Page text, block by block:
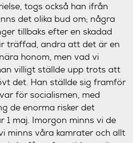
togs också han ifrån
det olika bud om; några
tillbaks efter en skadad
träffad, andra att det är en
honom, men vad vi
villigt ställde upp trots att
det. Han ställde sig framför
för socialismen, med
de enorma risker det
1 maj. Imorgon minns vi de
minns våra kamrater och allt